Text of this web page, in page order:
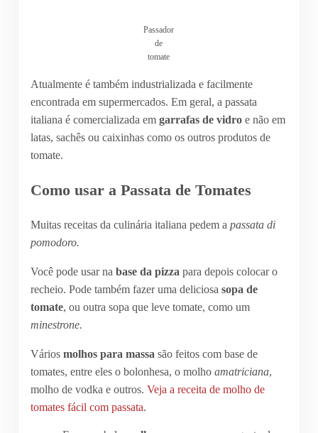
Passador
de
tomate
Atualmente é também industrializada e facilmente
encontrada em supermercados. Em geral, a passata
italiana é comercializada em garrafas de vidroe não em
latas, sachês ou caixinhas como os outros produtos de
tomate.
Como usar a Passata de Tomates
Muitas receitas da culinária italiana pedem a passata di
pomodoro.
Você pode usar na base da pizza para depois colocar o
recheio. Pode também fazer uma deliciosa sopa de
tomate, ou outra sopa que leve tomate, como um
minestrone.
Vários molhos para massa são feitos com base de
tomates, entre eles o bolonhesa, o molho amatriciana,
molho de vodka e outros. Veja a receita de molho de
tomates fácil com passata.